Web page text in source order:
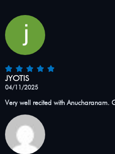
JYOTIS
04/11/2025
Very well recited with Anucharanam.